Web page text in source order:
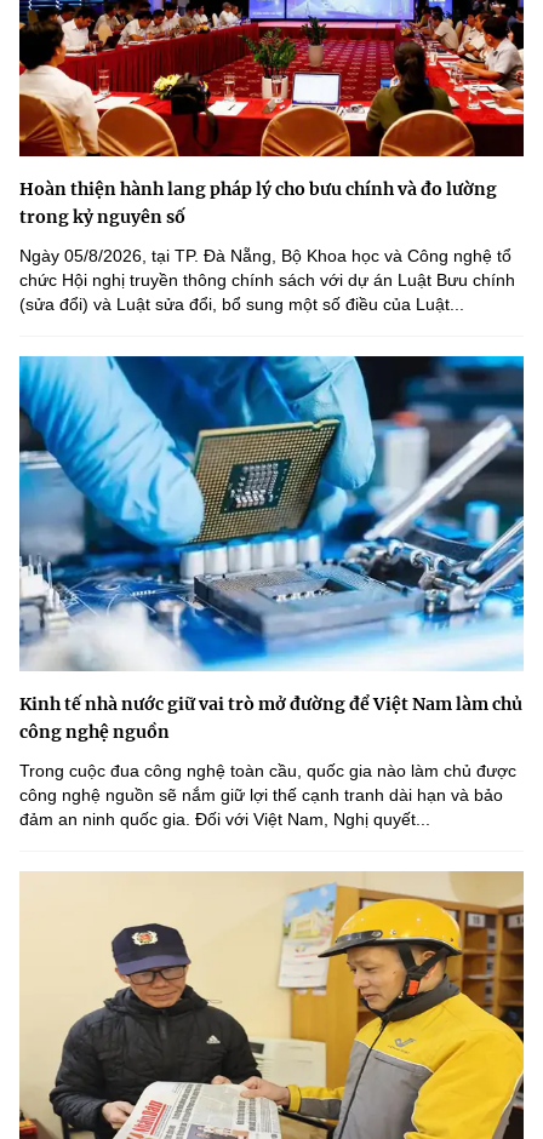
Hoàn thiện hành lang pháp lý cho bưu chính và đo lường
trong kỷ nguyên số
Ngày 05/8/2026, tại TP. Đà Nẵng, Bộ Khoa học và Công nghệ tổ
chức Hội nghị truyền thông chính sách với dự án Luật Bưu chính
(sửa đổi) và Luật sửa đổi, bổ sung một số điều của Luật...
Kinh tế nhà nước giữ vai trò mở đường để Việt Nam làm chủ
công nghệ nguồn
Trong cuộc đua công nghệ toàn cầu, quốc gia nào làm chủ được
công nghệ nguồn sẽ nắm giữ lợi thế cạnh tranh dài hạn và bảo
đảm an ninh quốc gia. Đối với Việt Nam, Nghị quyết...